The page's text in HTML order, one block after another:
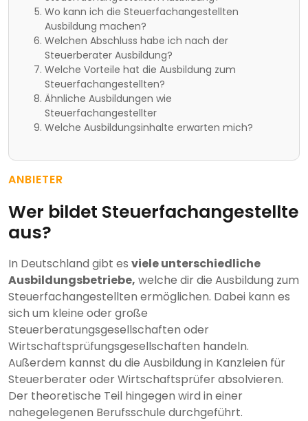
Wo kann ich die Steuerfachangestellten
Ausbildung machen?
Welchen Abschluss habe ich nach der
Steuerberater Ausbildung?
Welche Vorteile hat die Ausbildung zum
Steuerfachangestellten?
Ähnliche Ausbildungen wie
Steuerfachangestellter
Welche Ausbildungsinhalte erwarten mich?
ANBIETER
Wer bildet Steuerfachangestellte
aus?
In Deutschland gibt es viele unterschiedliche
Ausbildungsbetriebe, welche dir die Ausbildung zum
Steuerfachangestellten ermöglichen. Dabei kann es
sich um kleine oder große
Steuerberatungsgesellschaften oder
Wirtschaftsprüfungsgesellschaften handeln.
Außerdem kannst du die Ausbildung in Kanzleien für
Steuerberater oder Wirtschaftsprüfer absolvieren.
Der theoretische Teil hingegen wird in einer
nahegelegenen Berufsschule durchgeführt.